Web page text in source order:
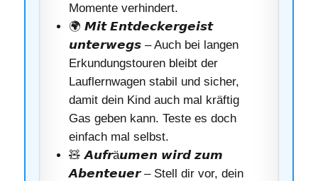
Momente verhindert.
🌍 𝙈𝙞𝙩 𝙀𝙣𝙩𝙙𝙚𝙘𝙠𝙚𝙧𝙜𝙚𝙞𝙨𝙩
𝙪𝙣𝙩𝙚𝙧𝙬𝙚𝙜𝙨 – Auch bei langen
Erkundungstouren bleibt der
Lauflernwagen stabil und sicher,
damit dein Kind auch mal kräftig
Gas geben kann. Teste es doch
einfach mal selbst.
🧸 𝘼𝙪𝙛𝙧ä𝙪𝙢𝙚𝙣 𝙬𝙞𝙧𝙙 𝙯𝙪𝙢
𝘼𝙗𝙚𝙣𝙩𝙚𝙪𝙚𝙧 – Stell dir vor, dein